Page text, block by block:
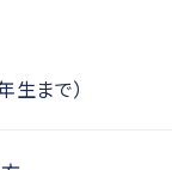
まで）